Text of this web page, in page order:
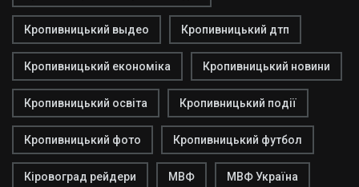
Кропивницький выдео Кропивницький дтп
Кропивницький економіка Кропивницький новини
Кропивницький освіта Кропивницький події
Кропивницький фото Кропивницький футбол
Кіровоград рейдери МВФ МВФ Україна